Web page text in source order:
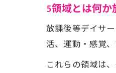
5領域とは何
放課後等デイサ
活、運動・感覚
これらの領域は